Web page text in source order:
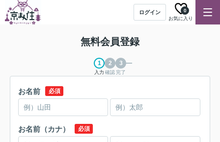
ログイン
お気に入り
0
無料会員登録
入力 確認完了
お名前 必須
お名前（カナ） 必須